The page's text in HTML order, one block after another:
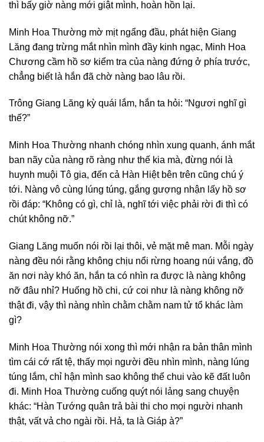
thì bấy giờ nàng mới giật mình, hoàn hồn lại.
Minh Hoa Thường mờ mịt ngẩng đầu, phát hiện Giang
Lăng đang trừng mắt nhìn mình đầy kinh ngạc, Minh Hoa
Chương cầm hồ sơ kiểm tra của nàng đứng ở phía trước,
chẳng biết là hắn đã chờ nàng bao lâu rồi.
Trông Giang Lăng kỳ quái lắm, hắn ta hỏi: “Ngươi nghĩ gì
thế?”
Minh Hoa Thường nhanh chóng nhìn xung quanh, ánh mắt
ban nãy của nàng rõ ràng như thế kia mà, đừng nói là
huynh muội Tô gia, đến cả Hàn Hiệt bên trên cũng chú ý
tới. Nàng vô cùng lúng túng, gắng gượng nhận lấy hồ sơ
rồi đáp: “Không có gì, chỉ là, nghĩ tới việc phải rời đi thì có
chút không nỡ.”
Giang Lăng muốn nói rồi lại thôi, vẻ mặt mê man. Mỗi ngày
nàng đều nói rằng không chịu nổi rừng hoang núi vắng, đồ
ăn nơi này khó ăn, hắn ta có nhìn ra được là nàng không
nỡ đâu nhỉ? Huống hồ chi, cứ coi như là nàng không nỡ
thật đi, vậy thì nàng nhìn chằm chằm nam tử tổ khác làm
gì?
Minh Hoa Thường nói xong thì mới nhận ra bản thân mình
tìm cái cớ rất tệ, thấy mọi người đều nhìn mình, nàng lúng
túng lắm, chỉ hận mình sao không thể chui vào kẽ đất luôn
đi. Minh Hoa Thường cuống quýt nói lảng sang chuyện
khác: “Hàn Tướng quân trả bài thi cho mọi người nhanh
thật, vất vả cho ngài rồi. Hả, ta là Giáp à?”